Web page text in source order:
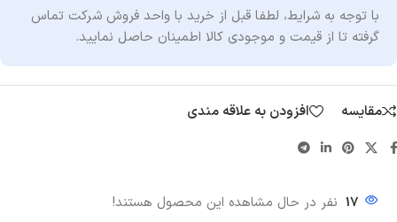
با توجه به شرایط، لطفا قبل از خرید با واحد فروش شرکت تماس
گرفته تا از قیمت و موجودی کالا اطمینان حاصل نمایید.
مقایسه افزودن به علاقه مندی
17 نفر در حال مشاهده این محصول هستند!